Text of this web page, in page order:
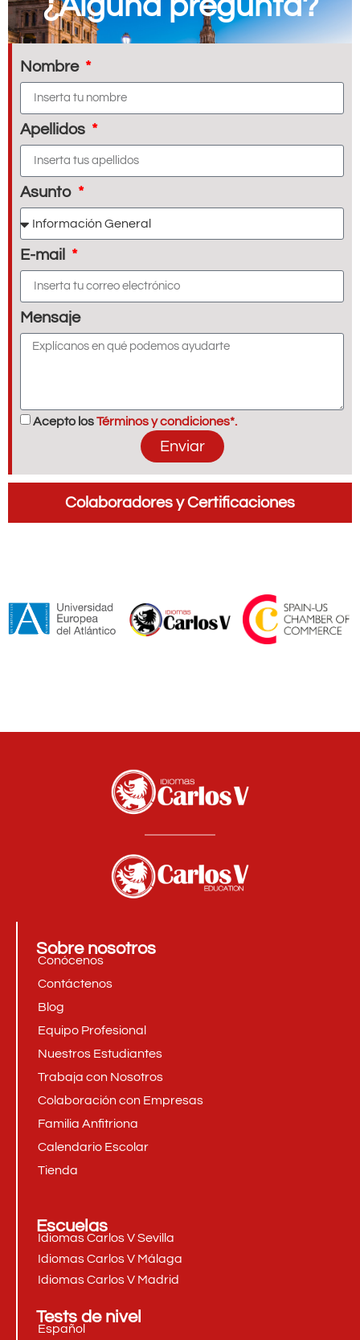
Nombre
Apellidos
Asunto
E-mail
Mensaje
Acepto losTérminos y condiciones*.
Enviar
Colaboradores y Certificaciones
Sobre nosotros
Conócenos
Contáctenos
Blog
Equipo Profesional
Nuestros Estudiantes
Trabaja con Nosotros
Colaboración con Empresas
Familia Anfitriona
Calendario Escolar
Tienda
Escuelas
Idiomas Carlos V Sevilla
Idiomas Carlos V Málaga
Idiomas Carlos V Madrid
Tests de nivel
Español